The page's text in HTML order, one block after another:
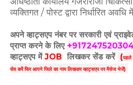
व्यक्तिगत / पोस्ट द्वारा निर्धारित
अपने व्हाट्सएप नंबर पर सरकारी एवं
प्राप्त करने के लिए
व्हाट्सएप में JOB लिखकर सेंड करें (
सेव करें फिर आपनेजिले का नाम लिखकर व्हाट्सएप पर मैसेज भेजें)